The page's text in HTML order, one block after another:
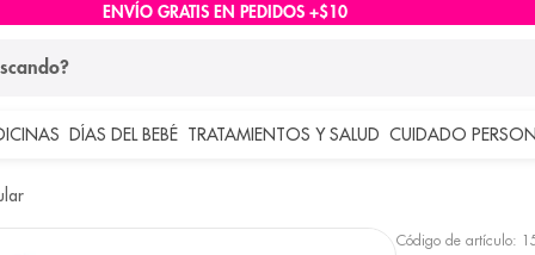
ENVÍO GRATIS EN PEDIDOS +$10
DÍAS DEL BEBÉ TRATAMIENTOS Y SALUD CUIDADO
Código de artículo:
buscados